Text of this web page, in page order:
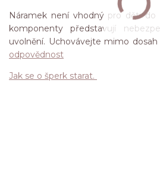
Náramek není vhodný pro děti do
komponenty představují
uvolnění. Uchovávejte mimo dosah
odpovědnost
Jak se o šperk starat.